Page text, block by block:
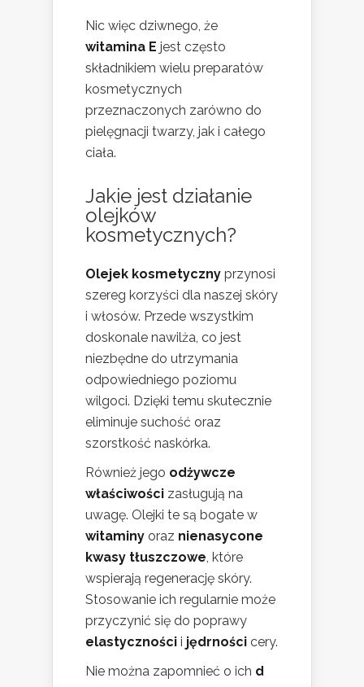
Nic więc dziwnego, że
witamina E jest często
składnikiem wielu preparatów
kosmetycznych
przeznaczonych zarówno do
pielęgnacji twarzy, jak i całego
ciała.
Jakie jest działanie
olejków
kosmetycznych?
Olejek kosmetyczny przynosi
szereg korzyści dla naszej skóry
i włosów. Przede wszystkim
doskonale nawilża, co jest
niezbędne do utrzymania
odpowiedniego poziomu
wilgoci. Dzięki temu skutecznie
eliminuje suchość oraz
szorstkość naskórka.
Również jego odżywcze
właściwości zasługują na
uwagę. Olejki te są bogate w
witaminy oraz nienasycone
kwasy tłuszczowe, które
wspierają regenerację skóry.
Stosowanie ich regularnie może
przyczynić się do poprawy
elastyczności i jędrności cery.
Nie można zapomnieć o ich d